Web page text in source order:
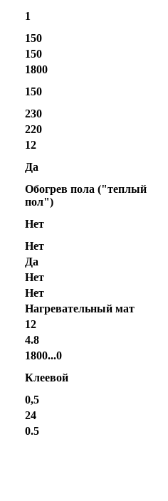
1
150
150
1800
150
230
220
12
Да
Обогрев пола ("теплый
пол")
Нет
Нет
Да
Нет
Нет
Нагревательный мат
12
4.8
1800...0
Клеевой
0,5
24
0.5